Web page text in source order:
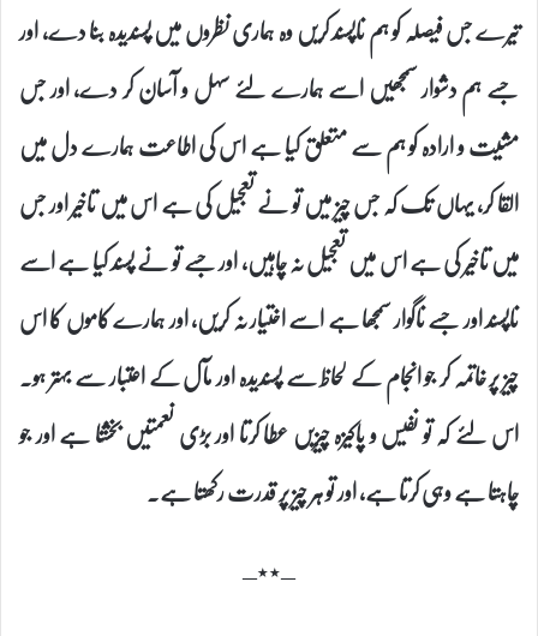
تیرے جس فیصلہ کو ہم ناپسند کریں وہ ہماری نظروں میں پسندیدہ بنا دے، اور
جسے ہم دشوار سمجھیں اسے ہمارے لئے سہل و آسان کر دے، اور جس
مشیت و ارادہ کو ہم سے متعلق کیا ہے اس کی اطاعت ہمارے دل میں
القا کر، یہاں تک کہ جس چیز میں تو نے تعجیل کی ہے اس میں تاخیر اور جس
میں تاخیر کی ہے اس میں تعجیل نہ چاہیں، اور جسے تو نے پسند کیا ہے اسے
ناپسند اور جسے ناگوار سمجھا ہے اسے اختیار نہ کریں، اور ہمارے کاموں کا اس
چیز پر خاتمہ کر جو انجام کے لحاظ سے پسندیدہ اور مآل کے اعتبار سے بہتر ہو۔
اس لئے کہ تو نفیس و پاکیزہ چیزیں عطا کرتا اور بڑی نعمتیں بخشتا ہے اور جو
چاہتا ہے وہی کرتا ہے، اور تو ہر چیز پر قدرت رکھتا ہے۔
–٭٭–